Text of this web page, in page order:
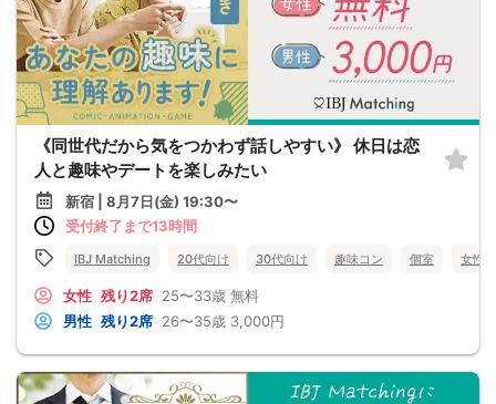
《同世代だから気をつかわず話しやすい》 休日は恋
人と趣味やデートを楽しみたい
新宿 | 8月7日(金) 19:30〜
受付終了まで13時間
IBJ Matching 20代向け 30代向け 趣味コン 個室 女性
女性 残り2席 25〜33歳 無料
男性 残り2席 26〜35歳 3,000円